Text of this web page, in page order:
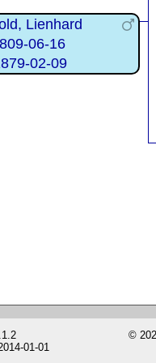
Lienhard
06-16
02-09
01-01
©